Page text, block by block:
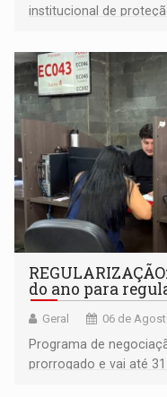
institucional de
Goiás
do ano para
Geral 06 de
Programa de
prorrogado e vai até